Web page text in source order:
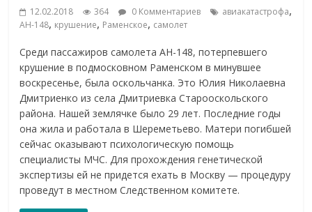
12.02.2018 364 0 Комментариев авиакатастрофа,
АН-148, крушение, Раменское, самолет
Среди пассажиров самолета АН-148, потерпевшего
крушение в подмосковном Раменском в минувшее
воскресенье, была оскольчанка. Это Юлия Николаевна
Дмитриенко из села Дмитриевка Старооскольского
района. Нашей землячке было 29 лет. Последние годы
она жила и работала в Шереметьево. Матери погибшей
сейчас оказывают психологическую помощь
специалисты МЧС. Для прохождения генетической
экспертизы ей не придется ехать в Москву — процедуру
проведут в местном Следственном комитете.